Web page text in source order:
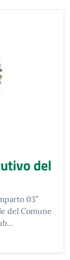
del
03”
del Comune